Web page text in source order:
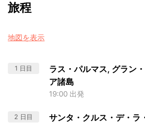
旅程
地図を表示
1 日目
ラス・パルマス, グラン
ア諸島
19:00 出発
2 日目 サンタ・クルス・デ・ラ